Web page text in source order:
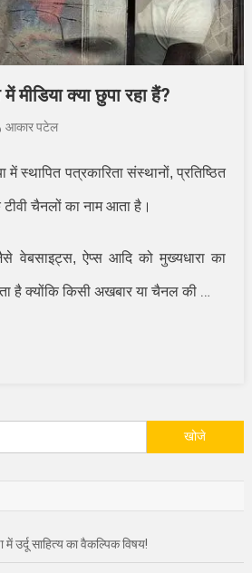
मीडिया क्या छुपा रहा हैं?
आकार पटेल
में स्थापित पत्रकारिता संस्थानों, प्रतिष्ठित
चैनलों का नाम आता है।
वेबसाइट्स, ऐप्स आदि को मुख्यधारा का
है क्योंकि किसी अखबार या चैनल की …
में उर्दू साहित्य का वैकल्पिक विषय!